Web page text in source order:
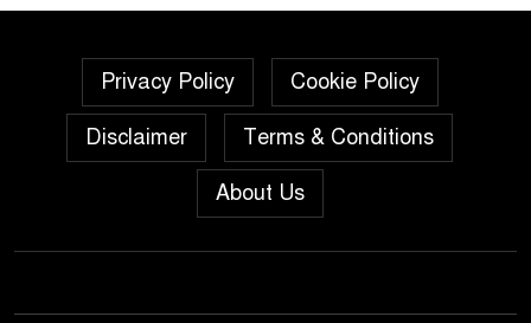
নেছারাবাদে নানা কর্মসূচি পালিত
যুবদলের সাবেক সদস্য সচিব
নয়নুজ্জামান মুন্সীর মতবিনিময়
সভা।
জুলাই গণঅভ্যুত্থান দিবস উপলক্ষে
Privacy Policy Cookie Policy
Disclaimer Terms & Conditions
About Us